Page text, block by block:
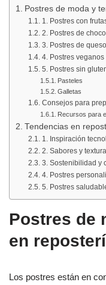
Postres de moda y
1. Postres con
2. Postres de
3. Postres de queso
4. Postres veganos
5. Postres sin
Pasteles
Galletas
Consejos para
Recursos para
Tendencias en
1. Inspiración
2. Sabores y
3. Sostenibilidad y
4. Postres
5. Postres
Postres de
en
Los postres están en